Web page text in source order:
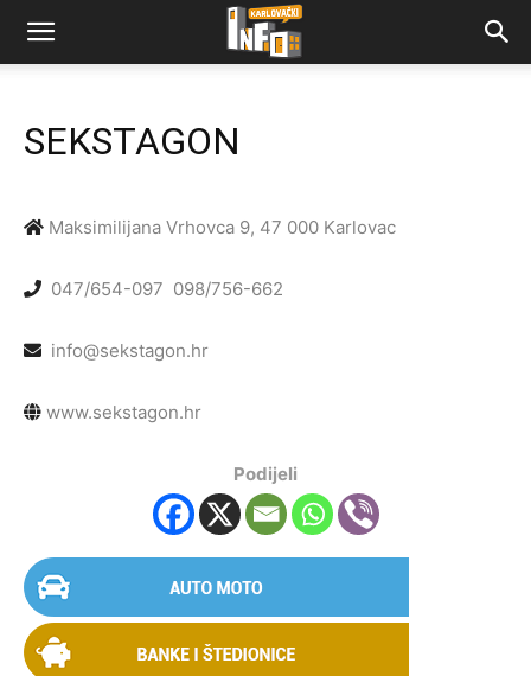
SEKSTAGON
Maksimilijana Vrhovca 9, 47 000 Karlovac
047/654-097 098/756-662
info@sekstagon.hr
www.sekstagon.hr
Podijeli